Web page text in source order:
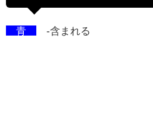
青 -含まれる